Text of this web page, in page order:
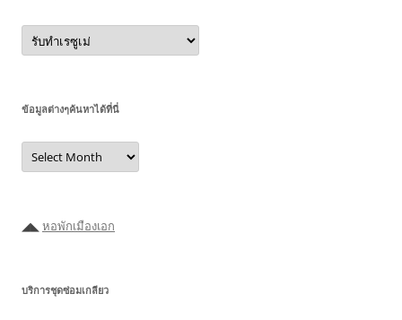
หมวด
หมู่
ภายใน
ข้อมูลต่างๆค้นหาได้ที่นี่
ข้อมูล
ต่างๆ
ค้นหา
◢◣ หอพักเมืองเอก
บริการชุดซ่อมเกลียว